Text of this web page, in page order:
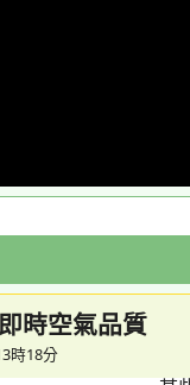
時空氣品質
時18分